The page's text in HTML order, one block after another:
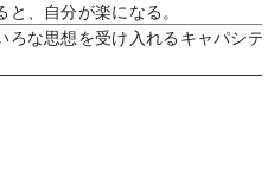
、自分が楽になる。
ろな思想を受け入れる キャパシテ